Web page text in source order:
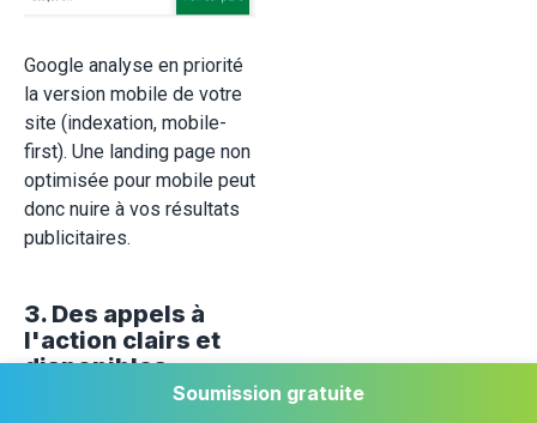
Google analyse en priorité
la version mobile de votre
site (indexation, mobile-
first). Une landing page non
optimisée pour mobile peut
donc nuire à vos résultats
publicitaires.
3. Des appels à
l'action clairs et
disponibles
régulièrement toutSoumission gratuite